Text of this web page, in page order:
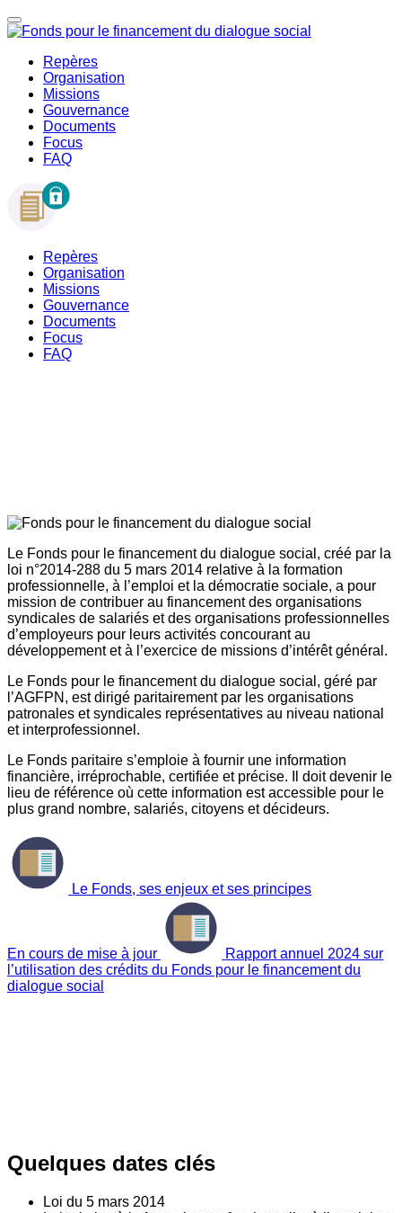
Repères
Organisation
Missions
Gouvernance
Documents
Focus
FAQ
Repères
Organisation
Missions
Gouvernance
Documents
Focus
FAQ
Le Fonds pour le financement du dialogue social, créé par la
loi n°2014-288 du 5 mars 2014 relative à la formation
professionnelle, à l’emploi et la démocratie sociale, a pour
mission de contribuer au financement des organisations
syndicales de salariés et des organisations professionnelles
d’employeurs pour leurs activités concourant au
développement et à l’exercice de missions d’intérêt général.
Le Fonds pour le financement du dialogue social, géré par
l’AGFPN, est dirigé paritairement par les organisations
patronales et syndicales représentatives au niveau national
et interprofessionnel.
Le Fonds paritaire s’emploie à fournir une information
financière, irréprochable, certifiée et précise. Il doit devenir le
lieu de référence où cette information est accessible pour le
plus grand nombre, salariés, citoyens et décideurs.
Le Fonds, ses enjeux et ses principes
En cours de mise à jour
Rapport annuel 2024 sur
l’utilisation des crédits du Fonds pour le financement du
dialogue social
Quelques dates clés
Loi du 5 mars 2014